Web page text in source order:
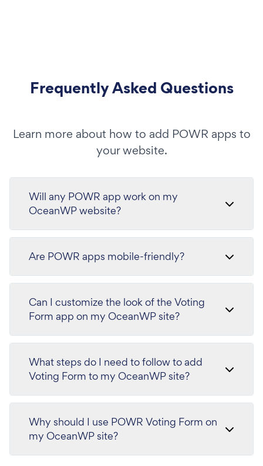
Frequently Asked Questions
Learn more about how to add POWR apps to
your website.
Will any POWR app work on my
OceanWP website?
Are POWR apps mobile-friendly?
Can I customize the look of the Voting
Form app on my OceanWP site?
What steps do I need to follow to add
Voting Form to my OceanWP site?
Why should I use POWR Voting Form on
my OceanWP site?